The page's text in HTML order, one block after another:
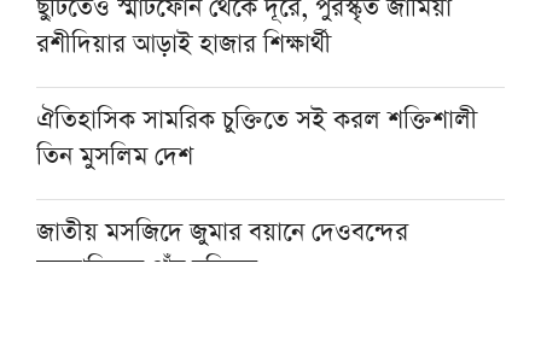
ছুটিতেও স্মার্টফোন থেকে দূরে, পুরস্কৃত জামিয়া
রশীদিয়ার আড়াই হাজার শিক্ষার্থী
ঐতিহাসিক সামরিক চুক্তিতে সই করল শক্তিশালী
তিন মুসলিম দেশ
জাতীয় মসজিদে জুমার বয়ানে দেওবন্দের
মুহতামিমের পাঁচ নসিহত